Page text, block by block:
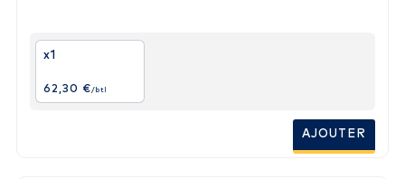
x1
62,30 €/btl
AJOUTER